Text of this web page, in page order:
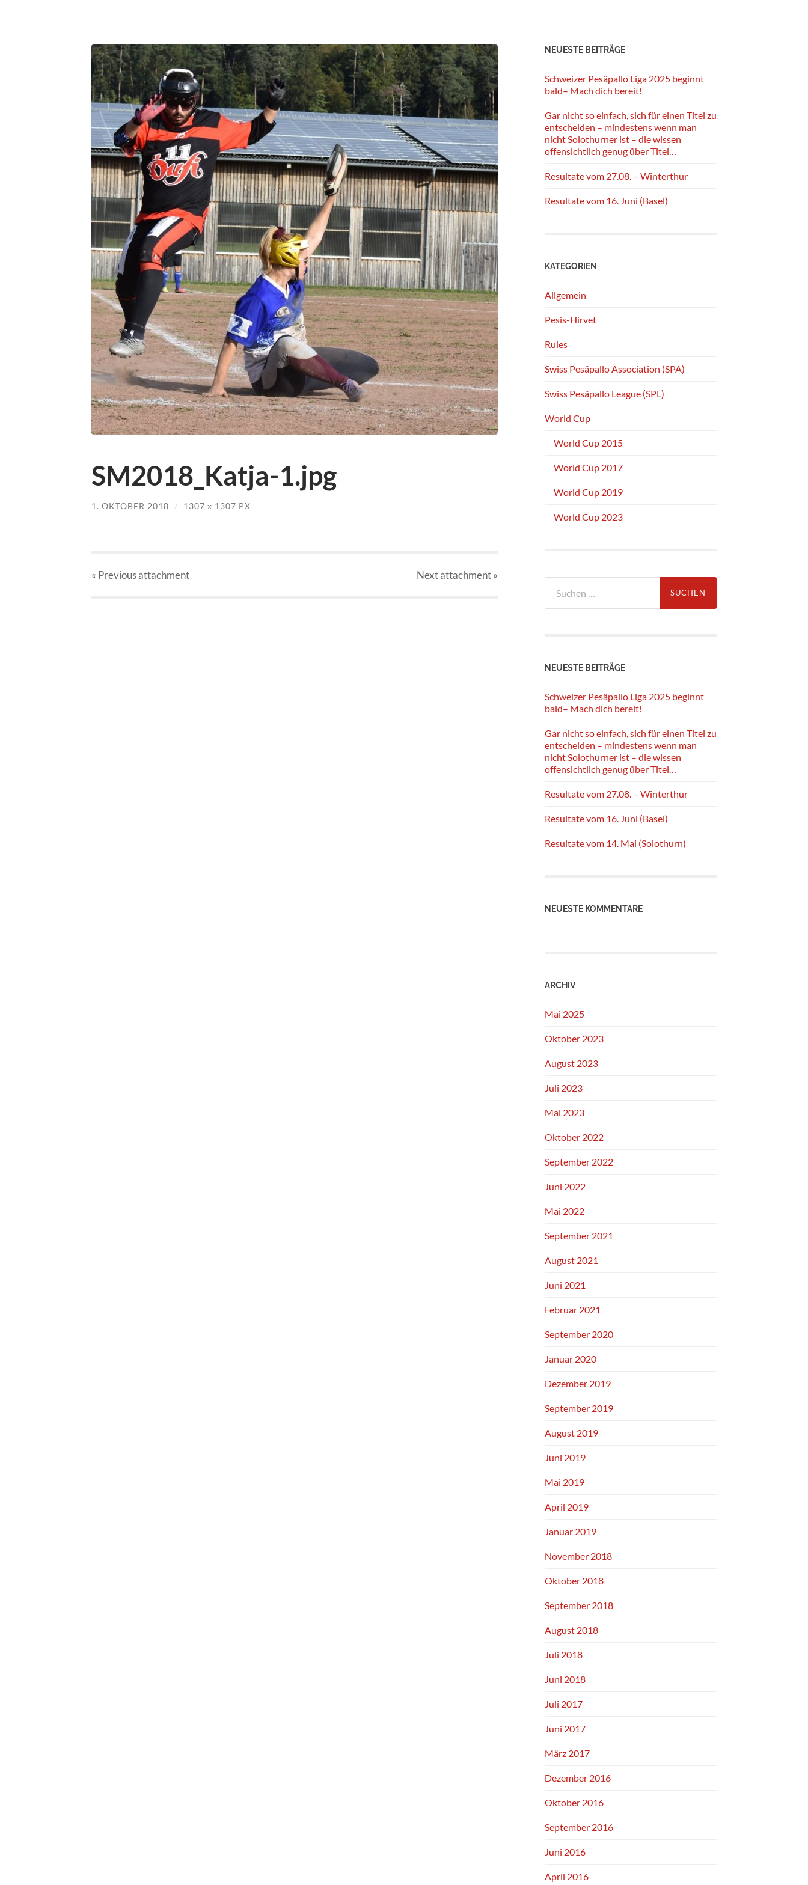
SM2018_Katja-1.jpg
1. OKTOBER 2018 / 1307 x 1307 PX
« Previousattachment Nextattachment»
NEUESTE BEITRÄGE
Schweizer Pesäpallo Liga 2025 beginnt
bald– Mach dich bereit!
Gar nicht so einfach, sich für einen Titel zu
entscheiden – mindestens wenn man
nicht Solothurner ist – die wissen
offensichtlich genug über Titel…
Resultate vom 27.08. – Winterthur
Resultate vom 16. Juni (Basel)
KATEGORIEN
Allgemein
Pesis-Hirvet
Rules
Swiss Pesäpallo Association (SPA)
Swiss Pesäpallo League (SPL)
World Cup
World Cup 2015
World Cup 2017
World Cup 2019
World Cup 2023
nach:
NEUESTE BEITRÄGE
Schweizer Pesäpallo Liga 2025 beginnt
bald– Mach dich bereit!
Gar nicht so einfach, sich für einen Titel zu
entscheiden – mindestens wenn man
nicht Solothurner ist – die wissen
offensichtlich genug über Titel…
Resultate vom 27.08. – Winterthur
Resultate vom 16. Juni (Basel)
Resultate vom 14. Mai (Solothurn)
NEUESTE KOMMENTARE
ARCHIV
Mai 2025
Oktober 2023
August 2023
Juli 2023
Mai 2023
Oktober 2022
September 2022
Juni 2022
Mai 2022
September 2021
August 2021
Juni 2021
Februar 2021
September 2020
Januar 2020
Dezember 2019
September 2019
August 2019
Juni 2019
Mai 2019
April 2019
Januar 2019
November 2018
Oktober 2018
September 2018
August 2018
Juli 2018
Juni 2018
Juli 2017
Juni 2017
März 2017
Dezember 2016
Oktober 2016
September 2016
Juni 2016
April 2016